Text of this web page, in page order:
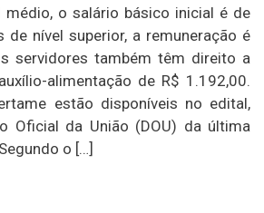
o salário básico inicial é de
de nível superior, a remuneração é
servidores também têm direito a
alimentação de R$ 1.192,00.
estão disponíveis no edital,
Oficial da União (DOU) da última
o […]